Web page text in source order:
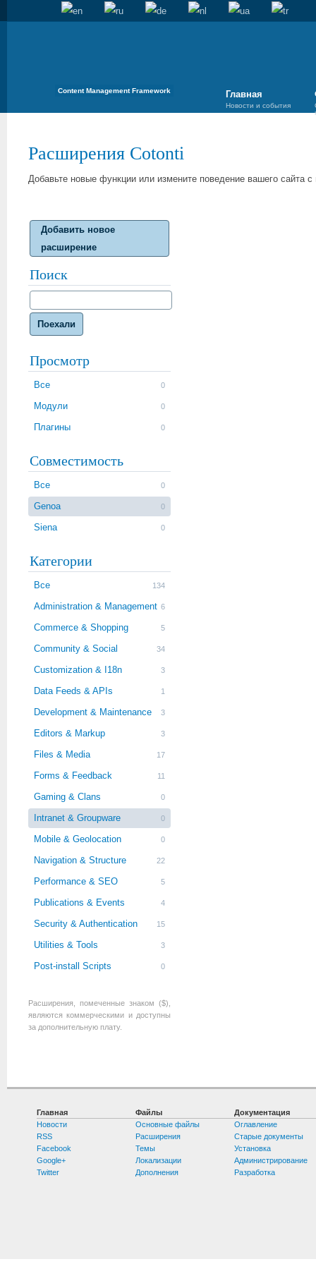
Content Management Framework Главная
Новости и события
Расширения Cotonti
Добавьте новые функции или измените поведение вашего сайта
Добавить новое
расширение
Поиск
Поехали
Просмотр
Все 0
Модули 0
Плагины 0
Совместимость
Все 0
Genoa 0
Siena 0
Категории
Все 134
Administration & Management 6
Commerce & Shopping 5
Community & Social 34
Customization & I18n 3
Data Feeds & APIs 1
Development & Maintenance 3
Editors & Markup 3
Files & Media 17
Forms & Feedback 11
Gaming & Clans 0
Intranet & Groupware 0
Mobile & Geolocation 0
Navigation & Structure 22
Performance & SEO 5
Publications & Events 4
Security & Authentication 15
Utilities & Tools 3
Post-install Scripts 0
Расширения, помеченные знаком ($),
являются коммерческими и доступны
за дополнительную плату.
Главная
Новости
RSS
Facebook
Google+
Twitter
Файлы
Основные файлы
Расширения
Темы
Локализации
Дополнения
Документация
Оглавление
Старые документы
Установка
Администрирование
Разработка